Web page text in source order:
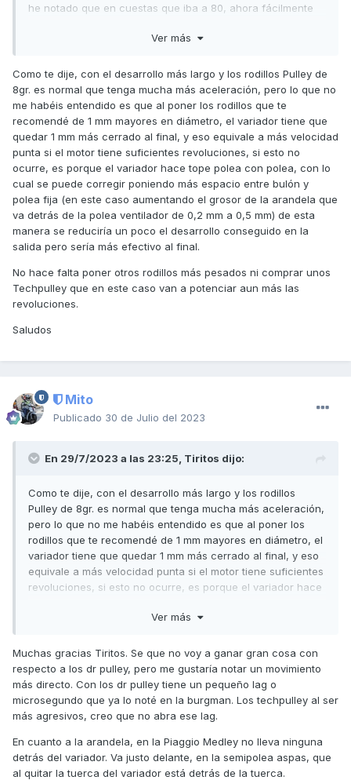
he notado que en cuestas que iba a 80, ahora fácilmente
Pero lo cierto es que sale muy revolucionada. Por eso
salida, si la moto puede ir a 90 - 100 a 8000 rpm me
conformo.
En el rodillo pone 2017. No los he pesado en la báscula de
precisión.
De todas formas sale como un cohete, si no llevo cuidado
me entra el control de tracción jajajaja. En ciudad desde
luego no hay narices a salir más rápido y eso me está
gustando mucho.
Ver más
Como te dije, con el desarrollo más largo y los rodillos Pulley de
8gr. es normal que tenga mucha más aceleración, pero lo que no
me habéis entendido es que al poner los rodillos que te
recomendé de 1 mm mayores en diámetro, el variador tiene que
quedar 1 mm más cerrado al final, y eso equivale a más velocidad
punta si el motor tiene suficientes revoluciones, si esto no
ocurre, es porque el variador hace tope polea con polea, con lo
cual se puede corregir poniendo más espacio entre bulón y
polea fija (en este caso aumentando el grosor de la arandela que
va detrás de la polea ventilador de 0,2 mm a 0,5 mm) de esta
manera se reduciría un poco el desarrollo conseguido en la
salida pero sería más efectivo al final.
No hace falta poner otros rodillos más pesados ni comprar unos
Techpulley que en este caso van a potenciar aun más las
revoluciones.
Saludos
Mito
Publicado 30 de Julio del 2023
En 29/7/2023 a las 23:25, Tiritos dijo:
Como te dije, con el desarrollo más largo y los rodillos
Pulley de 8gr. es normal que tenga mucha más aceleración,
pero lo que no me habéis entendido es que al poner los
rodillos que te recomendé de 1 mm mayores en diámetro, el
variador tiene que quedar 1 mm más cerrado al final, y eso
equivale a más velocidad punta si el motor tiene suficientes
revoluciones, si esto no ocurre, es porque el variador hace
poniendo más espacio entre bulón y polea fija (en este
la polea ventilador de 0,2 mm a 0,5 mm) de esta manera se
reduciría un poco el desarrollo conseguido en la salida
pero sería más efectivo al final.
No hace falta poner otros rodillos más pesados ni comprar
unos Techpulley que en este caso van a potenciar aun más
las revoluciones.
Saludos
Ver más
Muchas gracias Tiritos. Se que no voy a ganar gran cosa con
respecto a los dr pulley, pero me gustaría notar un movimiento
más directo. Con los dr pulley tiene un pequeño lag o
microsegundo que ya lo noté en la burgman. Los techpulley al ser
más agresivos, creo que no abra ese lag.
En cuanto a la arandela, en la Piaggio Medley no lleva ninguna
detrás del variador. Va justo delante, en la semipolea aspas, que
al quitar la tuerca del variador está detrás de la tuerca.